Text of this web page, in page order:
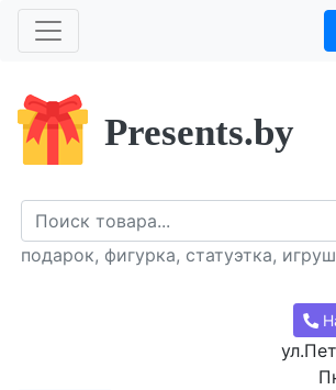
Presents.by
подарок, фигурка, статуэтка,